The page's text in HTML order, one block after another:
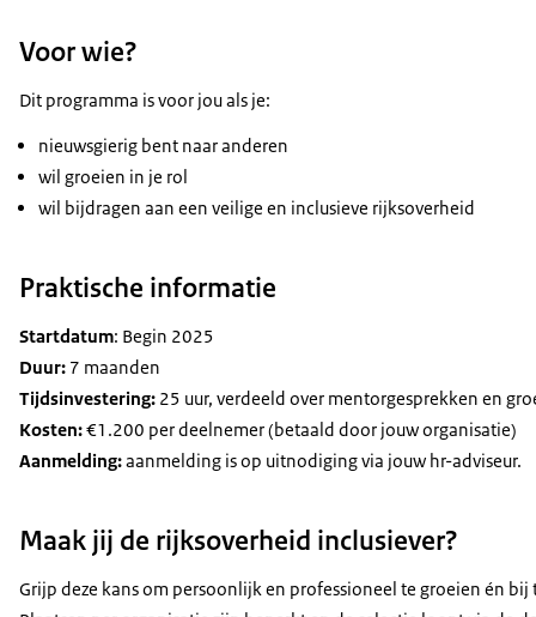
Voor wie?
Dit programma is voor jou als je:
nieuwsgierig bent naar anderen
wil groeien in je rol
wil bijdragen aan een veilige en inclusieve rijksoverheid
Praktische informatie
Startdatum: Begin 2025
Duur: 7 maanden
Tijdsinvestering: 25 uur, verdeeld over mentorgesprekken en
Kosten:€1.200 per deelnemer (betaald door jouw organisatie)
Aanmelding:aanmelding is op uitnodiging via jouw hr-adviseur.
Maak jij de rijksoverheid inclusiever?
Grijp deze kans om persoonlijk en professioneel te groeien én